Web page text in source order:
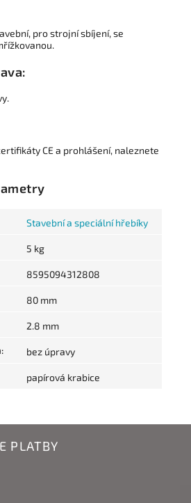
pro strojní sbíjení, se
CE a prohlášení, naleznete
Stavební a speciální hřebíky
5 kg
8595094312808
80 mm
2.8 mm
: bez úpravy
papírová krabice
PLATBY